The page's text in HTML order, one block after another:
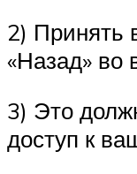
2) Принять
«Назад» во
3) Это
доступ к